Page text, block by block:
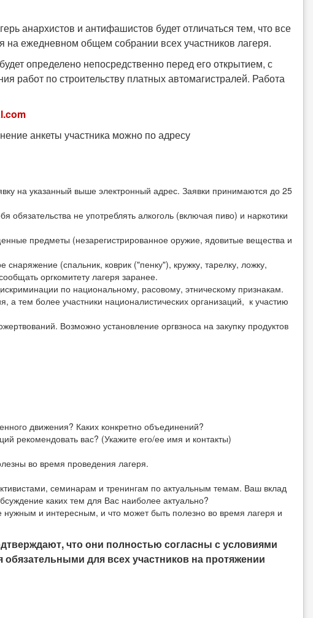
анархистов и антифашистов будет отличаться тем, что все
на ежедневном общем собрании всех участников лагеря.
определено непосредственно перед его открытием, с
работ по строительству платных автомагистралей. Работа
анкеты участника можно по адресу
на указанный выше электронный адрес. Заявки принимаются до 25
обязательства не употреблять алкоголь (включая пиво) и наркотики
предметы (незарегистрированное оружие, ядовитые вещества и
(спальник, коврик ("пенку"), кружку, тарелку, ложку,
оргкомитету лагеря заранее.
по национальному, расовому, этническому признакам.
тем более участники националистических организаций, к участию
Возможно установление оргвзноса на закупку продуктов
движения? Каких конкретно объединений?
рекомендовать вас? (Укажите его/ее имя и контакты)
во время проведения лагеря.
семинарам и тренингам по актуальным темам. Ваш вклад
каких тем для Вас наиболее актуально?
и интересным, и что может быть полезно во время лагеря и
что они полностью согласны с условиями
для всех участников на протяжении